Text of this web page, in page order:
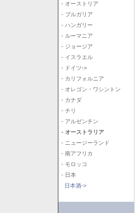
- オーストリア
- ブルガリア
- ハンガリー
- ルーマニア
- ジョージア
- イスラエル
- ドイツ->
- カリフォルニア
- オレゴン・ワシントン
- カナダ
- チリ
- アルゼンチン
- オーストラリア
- ニュージーランド
- 南アフリカ
- モロッコ
- 日本
日本酒->